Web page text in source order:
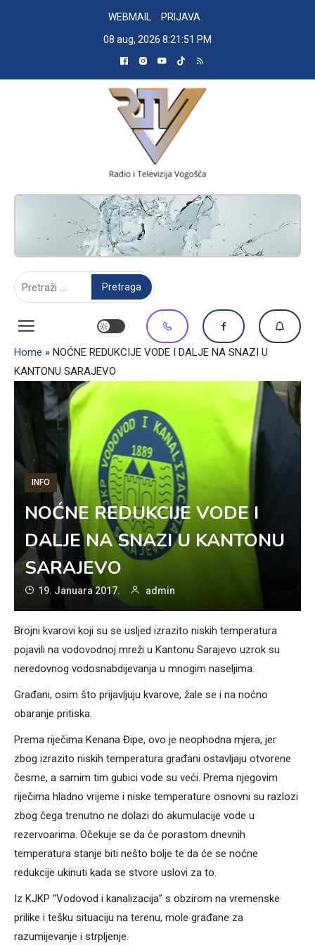
WEBMAIL
PRIJAVA
08 aug, 2026 8:21:52 PM
RADIO TELEVIZIJA VOGOŠĆA
Home » NOĆNE REDUKCIJE VODE I DALJE NA SNAZI U
KANTONU SARAJEVO
INFO
NOĆNE REDUKCIJE VODE I
DALJE NA SNAZI U KANTONU
SARAJEVO
19. Januara 2017. admin
Brojni kvarovi koji su se usljed izrazito niskih temperatura
pojavili na vodovodnoj mreži u Kantonu Sarajevo uzrok su
neredovnog vodosnabdijevanja u mnogim naseljima.
Građani, osim što prijavljuju kvarove, žale se i na noćno
obaranje pritiska.
Prema riječima Kenana Đipe, ovo je neophodna mjera, jer
zbog izrazito niskih temperatura građani ostavljaju otvorene
česme, a samim tim gubici vode su veći. Prema njegovim
riječima hladno vrijeme i niske temperature osnovni su razlozi
zbog čega trenutno ne dolazi do akumulacije vode u
rezervoarima. Očekuje se da će porastom dnevnih
temperatura stanje biti nešto bolje te da će se noćne
redukcije ukinuti kada se stvore uslovi za to.
Iz KJKP “Vodovod i kanalizacija” s obzirom na vremenske
prilike i tešku situaciju na terenu, mole građane za
razumijevanje i strpljenje.